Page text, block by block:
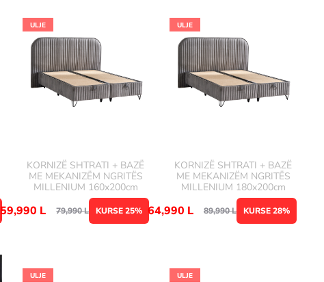
ULJE
KORNIZË SHTRATI + BAZË
ME MEKANIZËM NGRITËS
MILLENIUM 160x200cm
KURSE 25%
79,990L
59,990 L
ULJE
KORNIZË SHTRATI + BAZË
ME MEKANIZËM NGRITËS
MILLENIUM 180x200cm
KURSE 28%
89,990L
64,990 L
ULJE ULJE